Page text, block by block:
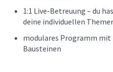
1:1 Live-Betreuung – du
deine individuellen
modulares Programm
Bausteinen